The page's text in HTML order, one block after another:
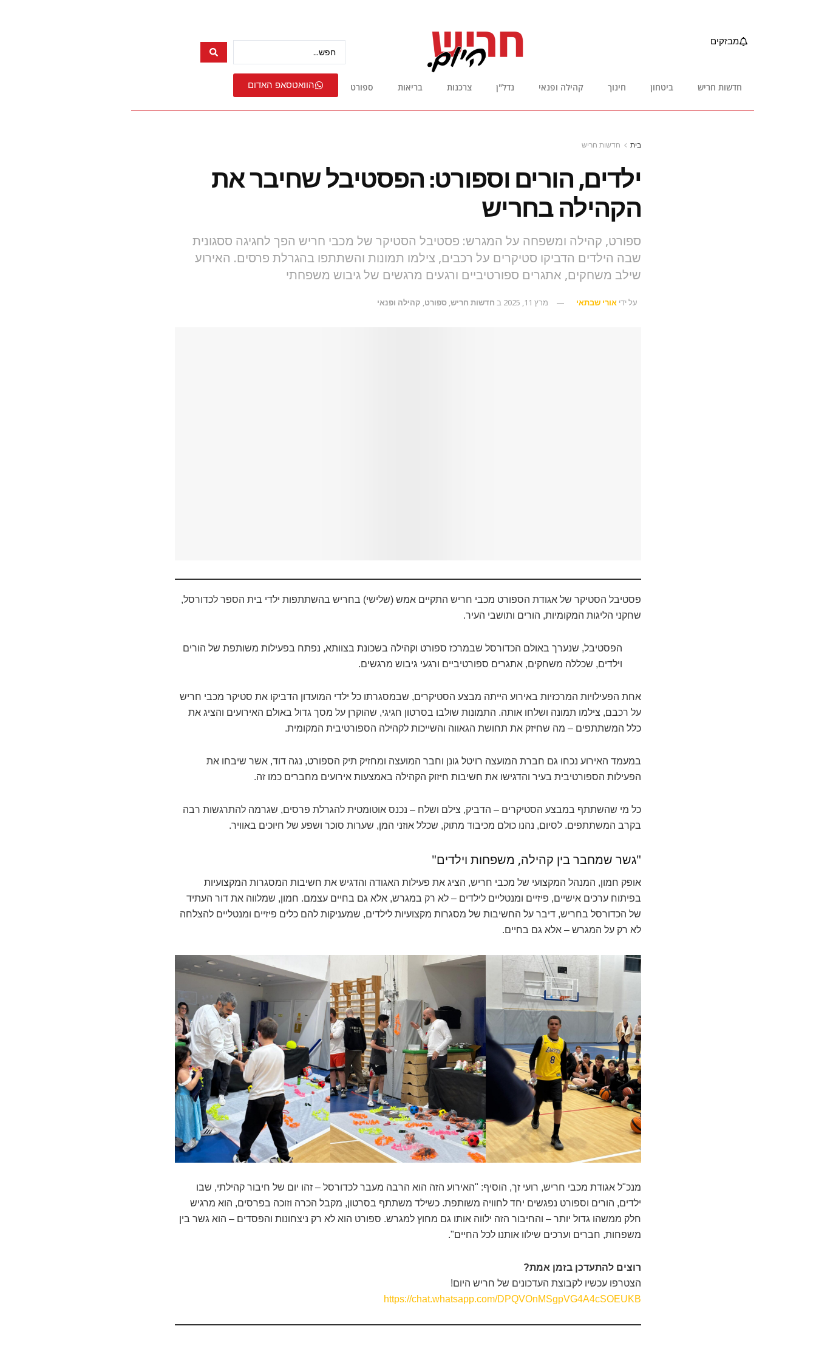
מבזקים
חדשות חריש ביטחון חינוך קהילה ופנאי נדל"ן צרכנות בריאות ספורט הוואטסאפ האדום
בית חדשות חריש
ילדים, הורים וספורט: הפסטיבל שחיבר את
הקהילה בחריש
ספורט, קהילה ומשפחה על המגרש: פסטיבל הסטיקר של מכבי חריש הפך לחגיגה ססגונית
שבה הילדים הדביקו סטיקרים על רכבים, צילמו תמונות והשתתפו בהגרלת פרסים. האירוע
שילב משחקים, אתגרים ספורטיביים ורגעים מרגשים של גיבוש משפחתי
על ידי אורי שבתאי מרץ 11, 2025 ב חדשות חריש, ספורט, קהילה ופנאי
פסטיבל הסטיקר של אגודת הספורט מכבי חריש התקיים אמש (שלישי) בחריש בהשתתפות ילדי בית הספר לכדורסל,
שחקני הליגות המקומיות, הורים ותושבי העיר.
הפסטיבל, שנערך באולם הכדורסל שבמרכז ספורט וקהילה בשכונת בצוותא, נפתח בפעילות משותפת של הורים
וילדים, שכללה משחקים, אתגרים ספורטיביים ורגעי גיבוש מרגשים.
אחת הפעילויות המרכזיות באירוע הייתה מבצע הסטיקרים, שבמסגרתו כל ילדי המועדון הדביקו את סטיקר מכבי חריש
על רכבם, צילמו תמונה ושלחו אותה. התמונות שולבו בסרטון חגיגי, שהוקרן על מסך גדול באולם האירועים והציג את
כלל המשתתפים – מה שחיזק את תחושת הגאווה והשייכות לקהילה הספורטיבית המקומית.
במעמד האירוע נכחו גם חברת המועצה רויטל גונן וחבר המועצה ומחזיק תיק הספורט, נגה דוד, אשר שיבחו את
הפעילות הספורטיבית בעיר והדגישו את חשיבות חיזוק הקהילה באמצעות אירועים מחברים כמו זה.
כל מי שהשתתף במבצע הסטיקרים – הדביק, צילם ושלח – נכנס אוטומטית להגרלת פרסים, שגרמה להתרגשות רבה
בקרב המשתתפים. לסיום, נהנו כולם מכיבוד מתוק, שכלל אוזני המן, שערות סוכר ושפע של חיוכים באוויר.
"גשר שמחבר בין קהילה, משפחות וילדים"
אופק חמון, המנהל המקצועי של מכבי חריש, הציג את פעילות האגודה והדגיש את חשיבות המסגרות המקצועיות
בפיתוח ערכים אישיים, פיזיים ומנטליים לילדים – לא רק במגרש, אלא גם בחיים עצמם. חמון, שמלווה את דור העתיד
של הכדורסל בחריש, דיבר על החשיבות של מסגרות מקצועיות לילדים, שמעניקות להם כלים פיזיים ומנטליים להצלחה
לא רק על המגרש – אלא גם בחיים.
מנכ"ל אגודת מכבי חריש, רועי זך, הוסיף: "האירוע הזה הוא הרבה מעבר לכדורסל – זהו יום של חיבור קהילתי, שבו
ילדים, הורים וספורט נפגשים יחד לחוויה משותפת. כשילד משתתף בסרטון, מקבל הכרה וזוכה בפרסים, הוא מרגיש
חלק ממשהו גדול יותר – והחיבור הזה ילווה אותו גם מחוץ למגרש. ספורט הוא לא רק ניצחונות והפסדים – הוא גשר בין
משפחות, חברים וערכים שילוו אותנו לכל החיים".
רוצים להתעדכן בזמן אמת?
הצטרפו עכשיו לקבוצת העדכונים של חריש היום!
https://chat.whatsapp.com/DPQVOnMSgpVG4A4cSOEUKB